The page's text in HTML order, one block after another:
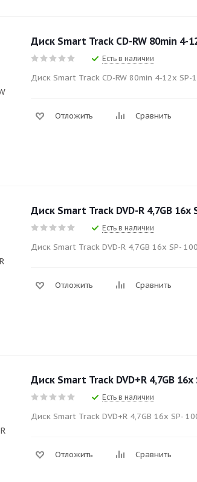
Диск Smart Track CD-RW 80min 4-
Есть в наличии
Диск Smart Track CD-RW 80min 4-12x SP-
Отложить Сравнить
Диск Smart Track DVD-R 4,7GB 16x
Есть в наличии
Диск Smart Track DVD-R 4,7GB 16x SР-
Отложить Сравнить
Диск Smart Track DVD+R 4,7GB
Есть в наличии
Диск Smart Track DVD+R 4,7GB 16x SР-
Отложить Сравнить